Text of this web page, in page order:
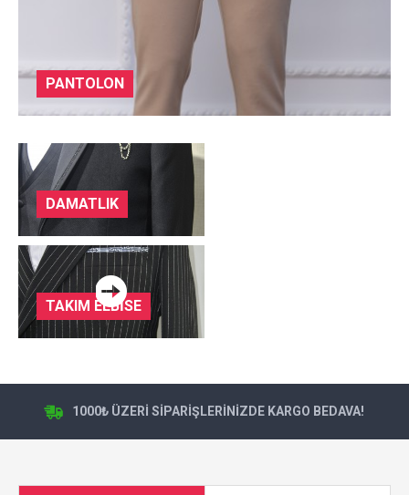
PANTOLON
DAMATLIK
TAKIM ELBİSE
1000₺ ÜZERI SIPARIŞLERINIZDE KARGO BEDAVA!